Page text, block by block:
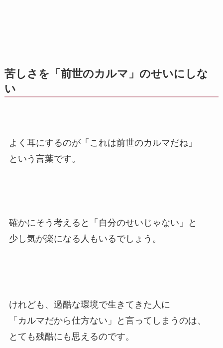
苦しさを「前世のカルマ」のせいにしな
い
よく耳にするのが「これは前世のカルマだね」
という言葉です。
確かにそう考えると「自分のせいじゃない」と
少し気が楽になる人もいるでしょう。
けれども、過酷な環境で生きてきた人に
「カルマだから仕方ない」と言ってしまうのは、
とても残酷にも思えるのです。